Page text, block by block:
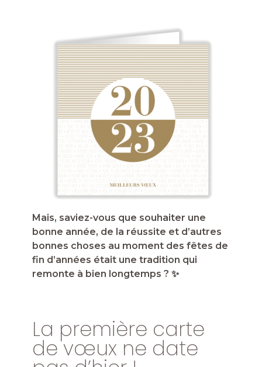
Mais, saviez-vous que souhaiter une
bonne année, de la réussite et d’autres
bonnes choses au moment des fêtes de
fin d’années était une tradition qui
remonte à bien longtemps ? ✨
La première carte
de vœux ne date